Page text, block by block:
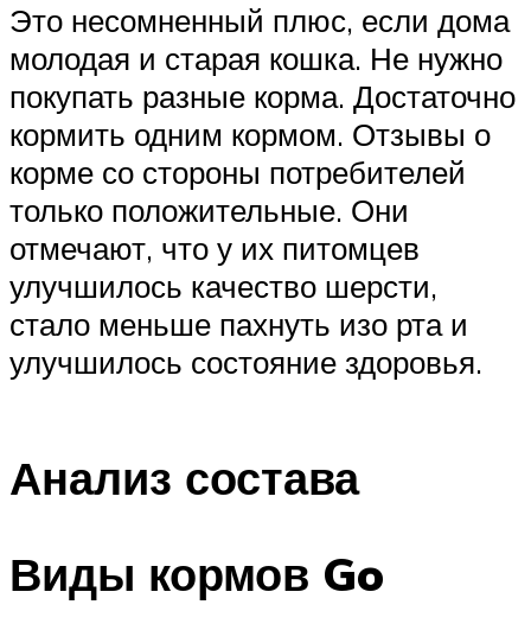
Это несомненный плюс, если дома
молодая и старая кошка. Не нужно
покупать разные корма. Достаточно
кормить одним кормом. Отзывы о
корме со стороны потребителей
только положительные. Они
отмечают, что у их питомцев
улучшилось качество шерсти,
стало меньше пахнуть изо рта и
улучшилось состояние здоровья.
Анализ состава
Виды кормов Go